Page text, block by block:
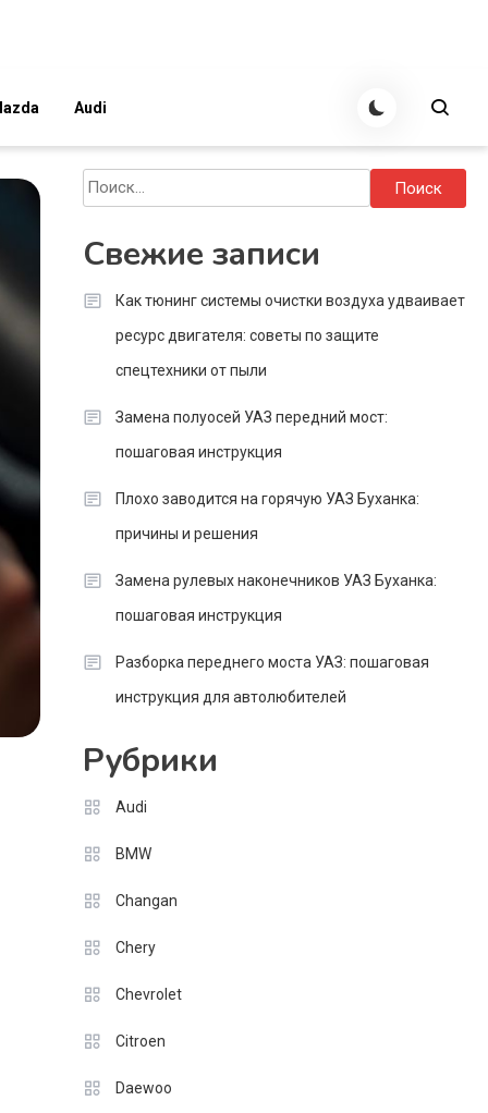
Audi
Найти:
Свежие записи
Как тюнинг системы очистки воздуха удваивает
ресурс двигателя: советы по защите
спецтехники от пыли
Замена полуосей УАЗ передний мост:
пошаговая инструкция
Плохо заводится на горячую УАЗ Буханка:
причины и решения
Замена рулевых наконечников УАЗ Буханка:
пошаговая инструкция
Разборка переднего моста УАЗ: пошаговая
инструкция для автолюбителей
Рубрики
Audi
BMW
Changan
Chery
Chevrolet
Citroen
Daewoo